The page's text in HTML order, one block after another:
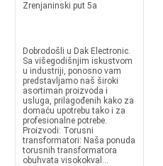
Zrenjaninski put 5a
Dobrodošli u Dak Electronic.
Sa višegodišnjim iskustvom
u industriji, ponosno vam
predstavljamo naš široki
asortiman proizvoda i
usluga, prilagođenih kako za
domaću upotrebu tako i za
profesionalne potrebe.
Proizvodi: Torusni
transformatori: Naša ponuda
torusnih transformatora
obuhvata visokokval...